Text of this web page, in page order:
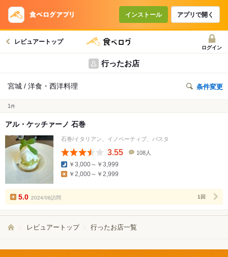
インストール アプリで開く
レビュアートップ
ログイン
行ったお店
宮城 / 洋食・西洋料理 条件変更
1 件
アル・ケッチァーノ 石巻
石巻/イタリアン、イノベーティブ、パスタ
3.55
数
108人
￥3,000～￥3,999
￥2,000～￥2,999
5.0 2024/06訪問 1回
レビュアートップ 行ったお店一覧